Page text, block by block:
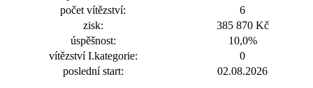
počet vítězství:
6
zisk:
385 870 Kč
úspěšnost:
10,0%
vítězství I.kategorie:
0
poslední start:
02.08.2026